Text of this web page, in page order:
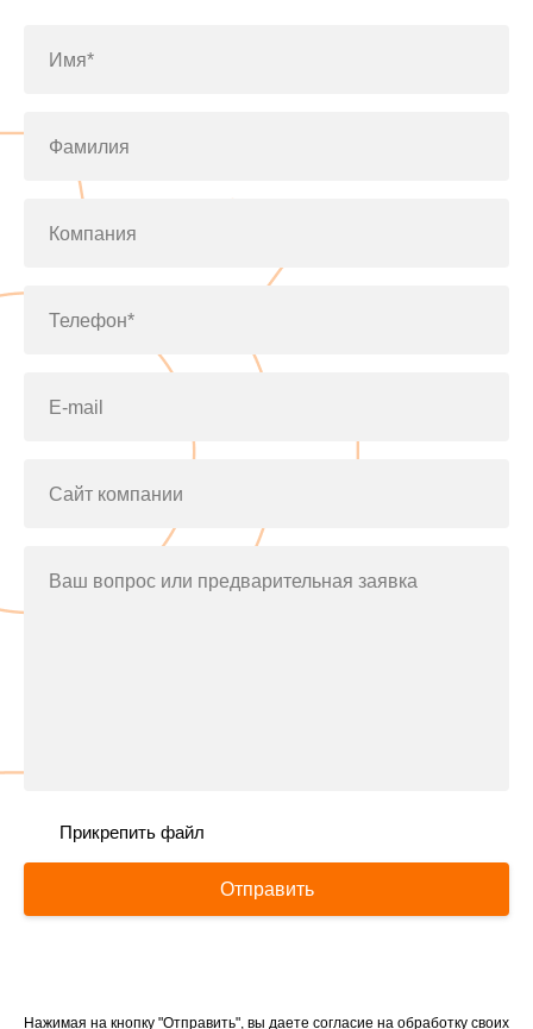
Имя*
Фамилия
Компания
Телефон*
E-mail
Сайт компании
Ваш вопрос или предварительная заявка
Прикрепить файл
Отправить
Нажимая на кнопку "Отправить", вы даете согласие на обработку своих